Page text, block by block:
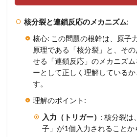
核分裂と連鎖反応のメカニズム:
核心: この問題の根幹は、原子
原理である「核分裂」と、そ
せる「連鎖反応」のメカニズ
ーとして正しく理解している
す。
理解のポイント:
入力（トリガー） : 核分裂は
子」が1個入力されることか